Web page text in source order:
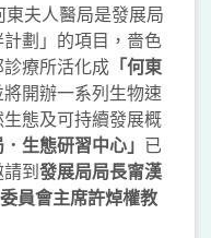
夫人醫局是發展局
劃」的項目，嗇色
療所活化成 「何東
將開辦一系列生物速
態及可持續發展概
生態研習中心」 已
到發展局局長甯漢
員會主席許焯權教